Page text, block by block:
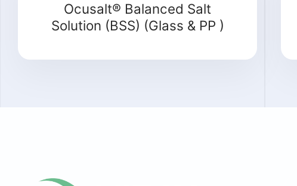
Ocusalt® Balanced Salt
Solution (BSS) (Glass & PP )